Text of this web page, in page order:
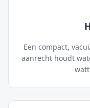
Een compact,
aanrecht houdt